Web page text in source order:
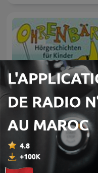
Ohrenbär Podcast